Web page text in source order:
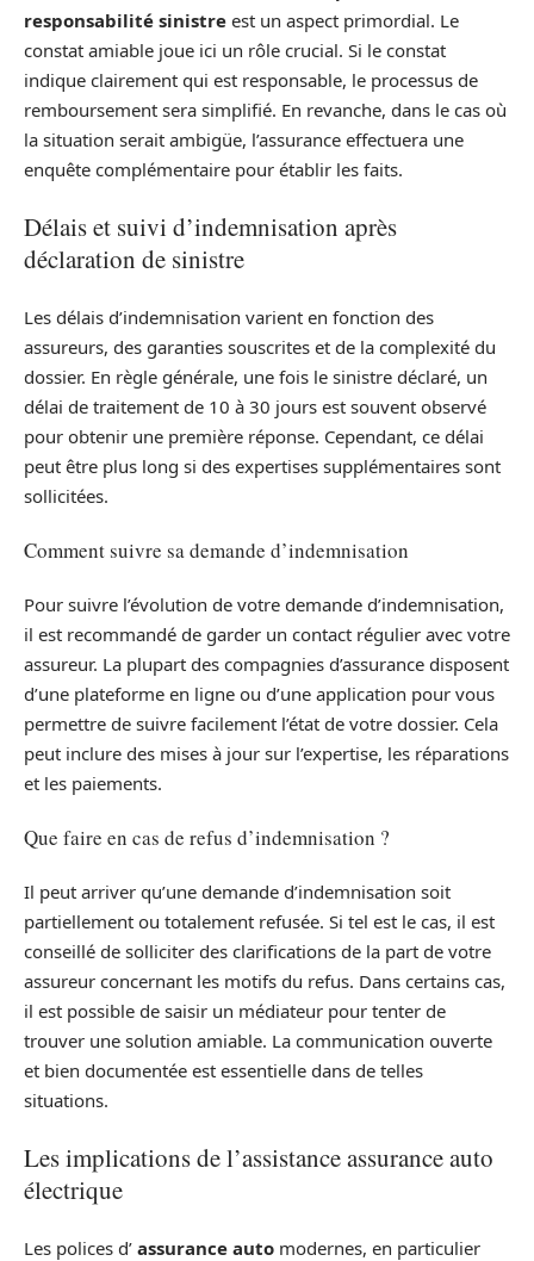
responsabilité sinistre est un aspect primordial. Le
constat amiable joue ici un rôle crucial. Si le constat
indique clairement qui est responsable, le processus de
remboursement sera simplifié. En revanche, dans le cas où
la situation serait ambigüe, l’assurance effectuera une
enquête complémentaire pour établir les faits.
Délais et suivi d’indemnisation après
déclaration de sinistre
Les délais d’indemnisation varient en fonction des
assureurs, des garanties souscrites et de la complexité du
dossier. En règle générale, une fois le sinistre déclaré, un
délai de traitement de 10 à 30 jours est souvent observé
pour obtenir une première réponse. Cependant, ce délai
peut être plus long si des expertises supplémentaires sont
sollicitées.
Comment suivre sa demande d’indemnisation
Pour suivre l’évolution de votre demande d’indemnisation,
il est recommandé de garder un contact régulier avec votre
assureur. La plupart des compagnies d’assurance disposent
d’une plateforme en ligne ou d’une application pour vous
permettre de suivre facilement l’état de votre dossier. Cela
peut inclure des mises à jour sur l’expertise, les réparations
et les paiements.
Que faire en cas de refus d’indemnisation ?
Il peut arriver qu’une demande d’indemnisation soit
partiellement ou totalement refusée. Si tel est le cas, il est
conseillé de solliciter des clarifications de la part de votre
assureur concernant les motifs du refus. Dans certains cas,
il est possible de saisir un médiateur pour tenter de
trouver une solution amiable. La communication ouverte
et bien documentée est essentielle dans de telles
situations.
Les implications de l’assistance assurance auto
électrique
Les polices d’ assurance auto modernes, en particulier